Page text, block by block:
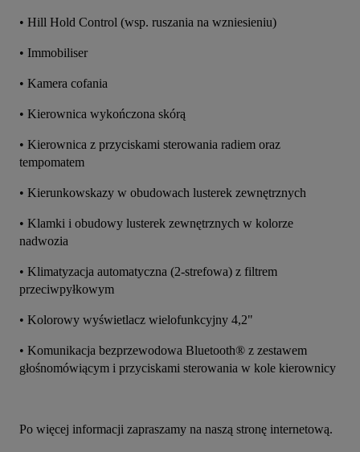
• Hill Hold Control (wsp. ruszania na wzniesieniu)
• Immobiliser
• Kamera cofania
• Kierownica wykończona skórą
• Kierownica z przyciskami sterowania radiem oraz
tempomatem
• Kierunkowskazy w obudowach lusterek zewnętrznych
• Klamki i obudowy lusterek zewnętrznych w kolorze
nadwozia
• Klimatyzacja automatyczna (2-strefowa) z filtrem
przeciwpyłkowym
• Kolorowy wyświetlacz wielofunkcyjny 4,2"
• Komunikacja bezprzewodowa Bluetooth® z zestawem
głośnomówiącym i przyciskami sterowania w kole kierownicy
Po więcej informacji zapraszamy na naszą stronę internetową.